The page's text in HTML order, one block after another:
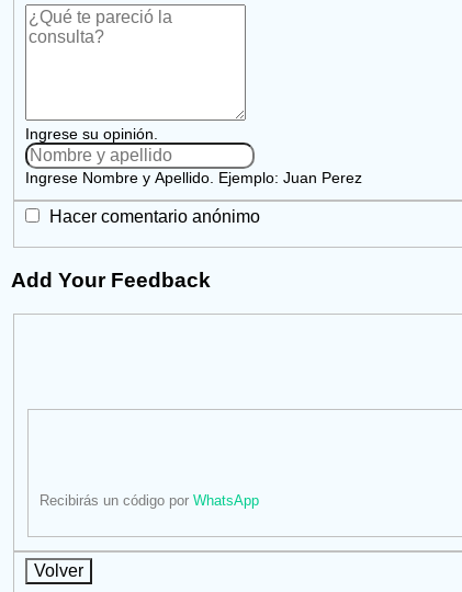
Ingrese su opinión.
Ingrese Nombre y Apellido. Ejemplo: Juan Perez
Hacer comentario anónimo
Add Your Feedback
Recibirás un código por WhatsApp
Volver